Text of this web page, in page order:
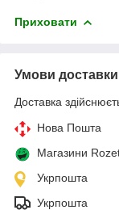
Приховати
Умови доставки
Доставка
Нова Пошта
Магазини
Укрпошта
Укрпошта